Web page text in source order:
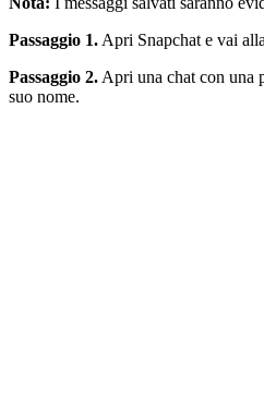
Passaggio 1. Apri Snapchat e vai
Passaggio 2. Apri una chat con una
suo nome.